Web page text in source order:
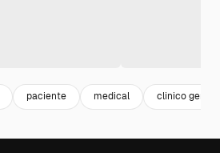
paciente medical clinico geral